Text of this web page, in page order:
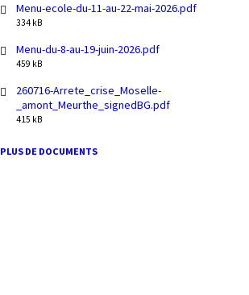
Menu-ecole-du-11-au-22-mai-2026.pdf
File
334 kB
Menu-du-8-au-19-juin-2026.pdf
File
459 kB
260716-Arrete_crise_Moselle-
_amont_Meurthe_signedBG.pdf
File
415 kB
PLUS DE DOCUMENTS